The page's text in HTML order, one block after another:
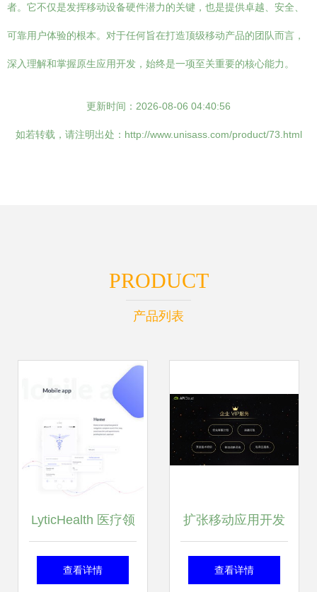
者。它不仅是发挥移动设备硬件潜力的关键，也是提供卓越、安全、
可靠用户体验的根本。对于任何旨在打造顶级移动产品的团队而言，
深入理解和掌握原生应用开发，始终是一项至关重要的核心能力。
更新时间：2026-08-06 04:40:56
如若转载，请注明出处：http://www.unisass.com/product/73.html
PRODUCT
产品列表
LyticHealth 医疗领
域Web与移动应用
查看详情
扩张移动应用开发
新领域，创建技术
查看详情